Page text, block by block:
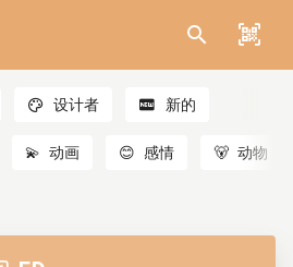
设计者 新的
💫 动画 😊 感情 🐻 动物